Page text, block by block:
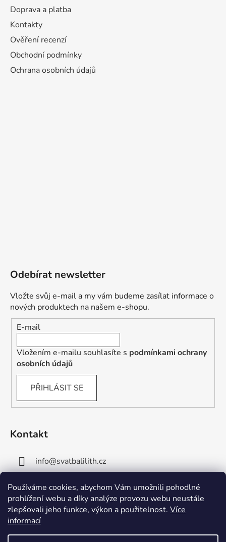
Používáme cookies, abychom Vám umožnili pohodlné
prohlížení webu a díky analýze provozu webu neustále
zlepšovali jeho funkce, výkon a použitelnost. Více
informací
Doprava a platba
Kontakty
Ověření recenzí
Obchodní podmínky
Ochrana osobních údajů
Odebírat newsletter
Vložte svůj e-mail a my vám budeme zasílat informace o
nových produktech na našem e-shopu.
E-mail
Vložením e-mailu souhlasíte s podmínkami ochrany
osobních údajů
PŘIHLÁSIT SE
Kontakt
info@svatbalilith.cz
+420 778 745 219
+420 778 770 784